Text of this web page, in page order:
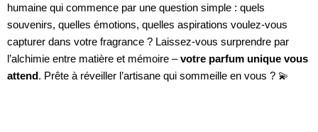
humaine qui commence par une question simple : quels
souvenirs, quelles émotions, quelles aspirations voulez-vous
capturer dans votre fragrance ? Laissez-vous surprendre par
l’alchimie entre matière et mémoire –votre parfum unique vous
attend. Prête à réveiller l’artisane qui sommeille en vous ? 💫